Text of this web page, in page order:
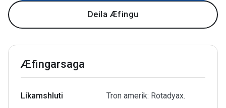
Deila Æfingu
Æfingarsaga
Líkamshluti Tron amerik: Rotadyax.